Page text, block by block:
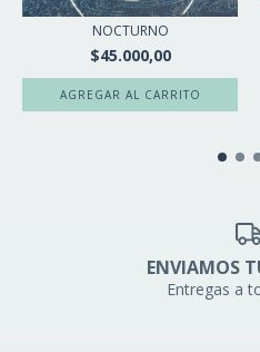
NOCTURNO
$45.000,00
ENVIAMOS
Entregas a